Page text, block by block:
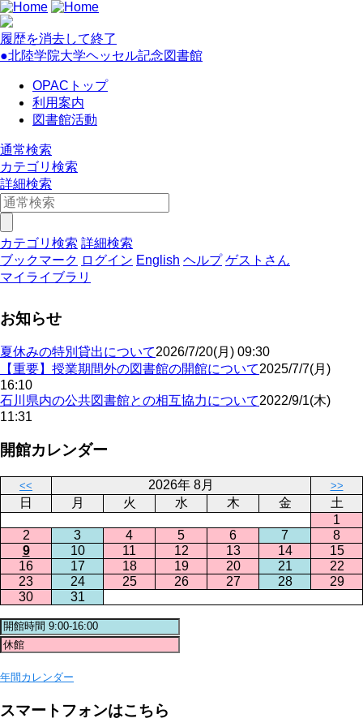
履歴を消去して終了
●北陸学院大学ヘッセル記念図書館
OPACトップ
利用案内
図書館活動
通常検索
カテゴリ検索
詳細検索
カテゴリ検索 詳細検索
ブックマーク ログイン English ヘルプ ゲストさん
マイライブラリ
お知らせ
夏休みの特別貸出について2026/7/20(月) 09:30
【重要】授業期間外の図書館の開館について2025/7/7(月)
16:10
石川県内の公共図書館との相互協力について2022/9/1(木)
11:31
開館カレンダー
<< 2026年 8月 >>
日 月 火 水 木 金
土
1
2
3 4 5 6 7
8
9
10 11 12 13 14
15
16
17 18 19 20 21
22
23
24 25 26 27 28
29
30
31
年間カレンダー
スマートフォンはこちら